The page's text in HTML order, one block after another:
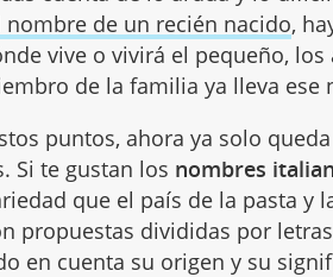
nombre de un recién nacido,
vive o vivirá el pequeño,
de la familia ya lleva ese
puntos, ahora ya solo
Si te gustan los nombres
que el país de la pasta y
propuestas divididas por
en cuenta su origen y su